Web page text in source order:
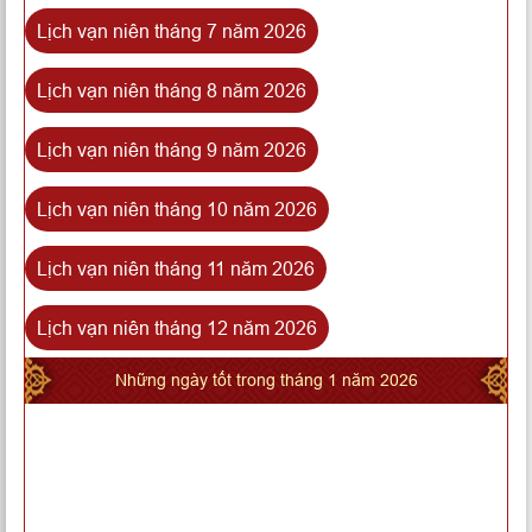
Lịch vạn niên tháng 7 năm 2026
Lịch vạn niên tháng 8 năm 2026
Lịch vạn niên tháng 9 năm 2026
Lịch vạn niên tháng 10 năm 2026
Lịch vạn niên tháng 11 năm 2026
Lịch vạn niên tháng 12 năm 2026
Những ngày tốt trong tháng 1 năm 2026